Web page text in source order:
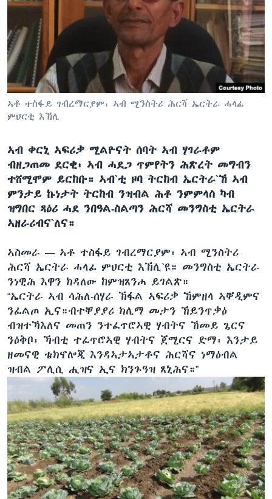
ቋንቋታት
ኣቶ ተስፋይ ገብረማርያም፡ ኣብ ሚንስትሪ ሕርሻ ኤርትራ ሓላፊ
ምህርቲ እኽሊ
ኣብ ቀርኒ ኣፍሪቃ ሚልዮናት ሰባት ኣብ ሃገራቶም
ብዘጋጠመ ደርቂ፡ ኣብ ሓደጋ ጥምየትን ሕጽረት መግብን
ተሸሚሞም ይርከቡ። ኣብ`ቲ ዞባ ትርከብ ኤርትራ`ኸ ኣብ
ምንታይ ኩነታት ትርከብ ንዝብል ሕቶ ንምምላስ ካብ
ዝግበር ጻዕሪ ሓደ ንበዓል-ስልጣን ሕርሻ መንግስቲ ኤርትራ
ኣዘራሪብና`ለና።
ኣስመራ — ኣቶ ተስፋይ ገብረማርያም፡ ኣብ ሚንስትሪ
ሕርሻ ኤርትራ ሓላፊ ምህርቲ እኽሊ`ዩ። መንግስቲ ኤርትራ
ንነዊሕ እዋን ክዳለው ከምዝጸንሐ ይገልጽ።
“ኤርትራ ኣብ ሳሕለ-ሰሃራ ኽፋል ኣፍሪቃ ኸምዘላ ኣቐዲምና
ንፈልጦ ኢና።ብተቐያያሪ ክሊማ መታን ኸይንጥቃዕ
ብዝተኻእለና መጠን ንተፈጥሮኣዊ ሃብትና ኸመይ ጌርና
ንዕቅቦ፡ ኻብቲ ተፈጥሮኣዊ ሃብትና ጀሚርና ድማ፡ እንታይ
ዘመናዊ ቴክኖሎጂ እንዳኣታኣታቶና ሕርሻና ነማዕብል
ዝብል ፖሊሲ ሒዝና ኢና ክንጉዓዝ ጸኒሕና።”